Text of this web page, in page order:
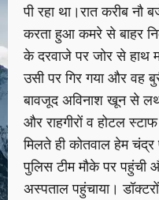
पी रहा था।रात करीब
करता हुआ कमरे से बाहर
के दरवाजे पर जोर से हाथ
उसी पर गिर गया और वह
बावजूद अविनाश खून से
और राहगीरों व होटल
मिलते ही कोतवाल हेम
पुलिस टीम मौके पर पहुंची
अस्पताल पहुंचाया।